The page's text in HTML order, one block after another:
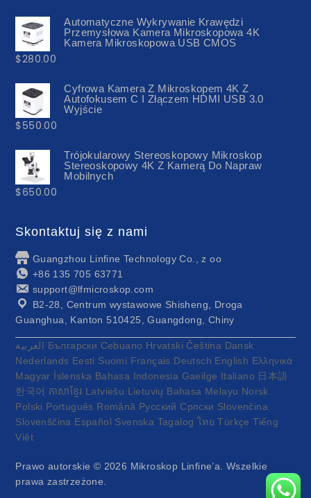
Automatyczne Wykrywanie Krawędzi
Przemysłowa Kamera Mikroskopowa 4K
Kamera Mikroskopowa USB CMOS
$280.00
Cyfrowa Kamera Z Mikroskopem 4K Z
Autofokusem C I Złączem HDMI USB 3.0
Wyjście
$550.00
Trójokularowy Stereoskopowy Mikroskop
Stereoskopowy 4K Z Kamerą Do Napraw
Mobilnych
$650.00
Skontaktuj się z nami
Guangzhou Linfine Technology Co., z oo
+86 135 705 63771
support@lfmicroskop.com
B2-28, Centrum wystawowe Shisheng, Droga
Guanghua, Kanton 510425, Guangdong, Chiny
العربية Български Cebuano Hrvatski Čeština Dansk
Nederlands Eesti Suomi Français Deutsch English Ελληνικά
Magyar Íslenska Bahasa Indonesia Gaeilge Italiano 日本語
한국어 ភាសាខ្មែរ Latviešu Lietuvių Bahasa Melayu Norsk
Polski Português Română Русский Српски Slovenčina
Slovenščina Español Svenska Tagalog ไทย Türkçe Tiếng
Việt
Prawo autorskie © 2026 Mikroskop Linfine’a. Wszelkie
prawa zastrzeżone.